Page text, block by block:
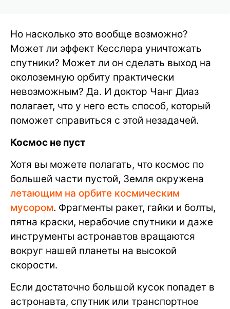
Но насколько это вообще возможно?
Может ли эффект Кесслера уничтожать
спутники? Может ли он сделать выход на
околоземную орбиту практически
невозможным? Да. И доктор Чанг Диаз
полагает, что у него есть способ, который
поможет справиться с этой незадачей.
Космос не пуст
Хотя вы можете полагать, что космос по
большей части пустой, Земля окружена
летающим на орбите космическим
мусором. Фрагменты ракет, гайки и болты,
пятна краски, нерабочие спутники и даже
инструменты астронавтов вращаются
вокруг нашей планеты на высокой
скорости.
Если достаточно большой кусок попадет в
астронавта, спутник или транспортное